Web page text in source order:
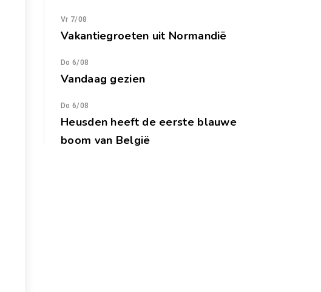
Vr 7/08
Vakantiegroeten uit Normandië
Do 6/08
Vandaag gezien
Do 6/08
Heusden heeft de eerste blauwe
boom van België